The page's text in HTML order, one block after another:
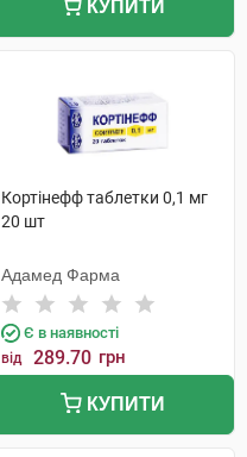
КУПИТИ
Кортінефф таблетки 0,1 мг
20 шт
Адамед Фарма
Є в наявності
від 289.70 грн
КУПИТИ